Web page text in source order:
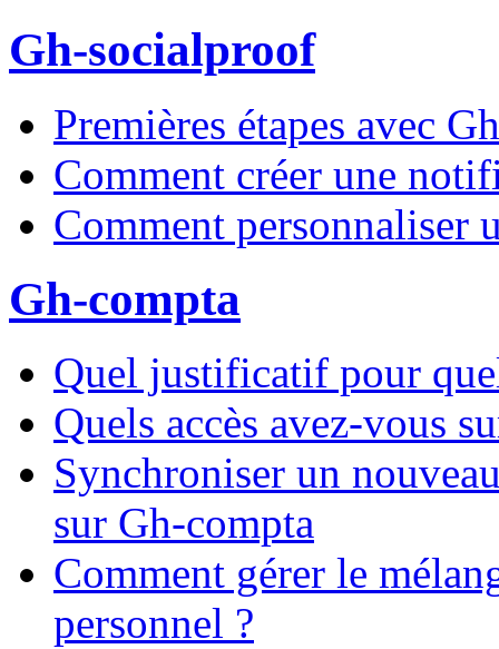
Gh-socialproof
Premières étapes avec
Comment créer une
Comment personnaliser
Gh-compta
Quel justificatif pour
Quels accès avez-vous
Synchroniser un
sur Gh-compta
Comment gérer le
personnel ?